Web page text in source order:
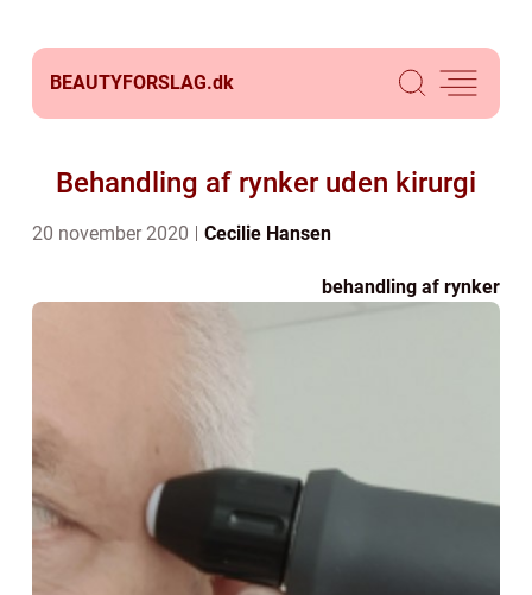
BEAUTYFORSLAG.dk
Behandling af rynker uden kirurgi
20 november 2020 Cecilie Hansen
behandling af rynker